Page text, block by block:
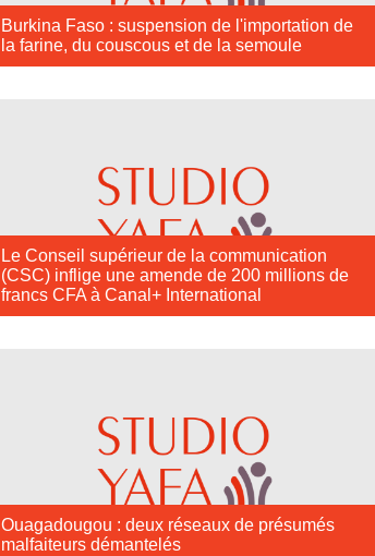
Burkina Faso : suspension de l'importation de
la farine, du couscous et de la semoule
Le Conseil supérieur de la communication
(CSC) inflige une amende de 200 millions de
francs CFA à Canal+ International
Ouagadougou : deux réseaux de présumés
malfaiteurs démantelés